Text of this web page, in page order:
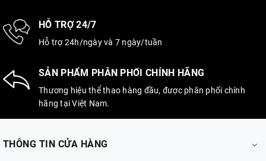
HỖ TRỢ 24/7
Hỗ trợ 24h/ngày và 7 ngày/tuần
SẢN PHẨM PHÂN PHỐI CHÍNH HÃNG
Thương hiệu thể thao hàng đầu, được phân phối chính
hãng tại Việt Nam.
THÔNG TIN CỬA HÀNG